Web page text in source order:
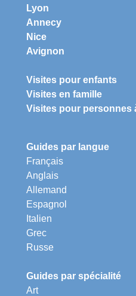
Lyon
Annecy
Nice
Avignon
Visites pour enfants
Visites en famille
Visites pour personnes
Guides par langue
Français
Anglais
Allemand
Espagnol
Italien
Grec
Russe
Guides par spécialité
Art